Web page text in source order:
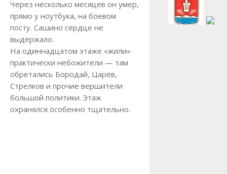
Через несколько месяцев он умер,
прямо у ноутбука, на боевом
посту. Сашино сердце не
выдержало.
На одиннадцатом этаже «жили»
практически небожители — там
обретались Бородай, Царёв,
Стрелков и прочие вершители
большой политики. Этаж
охранялся особенно тщательно.